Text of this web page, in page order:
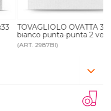
TOVAGLIOLO OVATTA 38x38
bianco punta-punta 2 veli
(ART. 2987BI)